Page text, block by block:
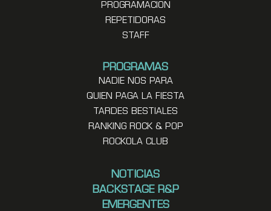
PROGRAMACION
REPETIDORAS
STAFF
PROGRAMAS
NADIE NOS PARA
QUIEN PAGA LA FIESTA
TARDES BESTIALES
RANKING ROCK & POP
ROCKOLA CLUB
NOTICIAS
BACKSTAGE R&P
EMERGENTES